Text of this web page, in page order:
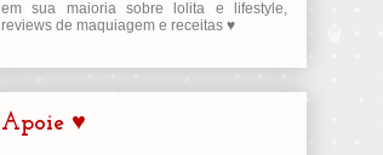
em sua maioria sobre lolita e lifestyle,
reviews de maquiagem e receitas ♥
Apoie ♥